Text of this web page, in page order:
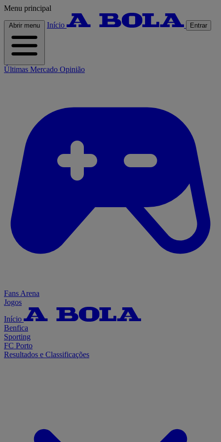
Menu principal
Abrir menu Início Entrar
Últimas Mercado Opinião
Fans Arena
Jogos
Início
Benfica
Sporting
FC Porto
Resultados e Classificações